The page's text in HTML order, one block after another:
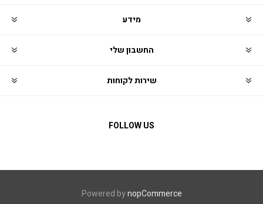
מידע
החשבון שלי
שירות לקוחות
FOLLOW US
Powered bynopCommerce